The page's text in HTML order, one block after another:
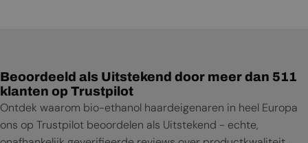
Beoordeeld als Uitstekend door meer dan 511
klanten op Trustpilot
Ontdek waarom bio-ethanol haardeigenaren in heel Europa
ons op Trustpilot beoordelen als Uitstekend - echte,